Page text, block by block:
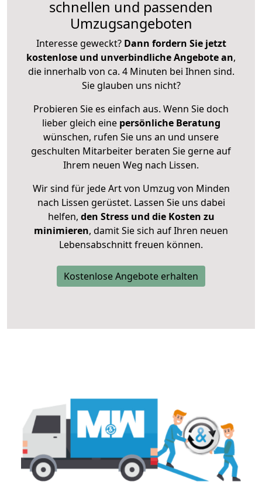
schnellen und passenden
Umzugsangeboten
Interesse geweckt? Dann fordern Sie jetzt
kostenlose und unverbindliche Angebote an,
die innerhalb von ca. 4 Minuten bei Ihnen sind.
Sie glauben uns nicht?
Probieren Sie es einfach aus. Wenn Sie doch
lieber gleich eine persönliche Beratung
wünschen, rufen Sie uns an und unsere
geschulten Mitarbeiter beraten Sie gerne auf
Ihrem neuen Weg nach Lissen.
Wir sind für jede Art von Umzug von Minden
nach Lissen gerüstet. Lassen Sie uns dabei
helfen, den Stress und die Kosten zu
minimieren, damit Sie sich auf Ihren neuen
Lebensabschnitt freuen können.
Kostenlose Angebote erhalten